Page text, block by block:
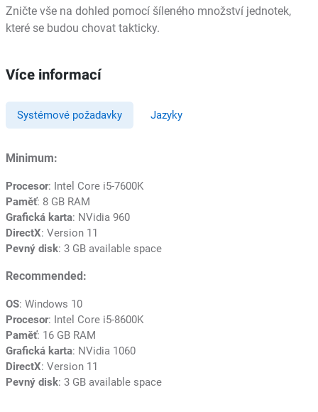
Zničte vše na dohled pomocí šíleného množství jednotek,
které se budou chovat takticky.
Více informací
Systémové požadavky Jazyky
Minimum:
Procesor: Intel Core i5-7600K
Paměť: 8 GB RAM
Grafická karta: NVidia 960
DirectX: Version 11
Pevný disk: 3 GB available space
Recommended:
OS: Windows 10
Procesor: Intel Core i5-8600K
Paměť: 16 GB RAM
Grafická karta: NVidia 1060
DirectX: Version 11
Pevný disk: 3 GB available space